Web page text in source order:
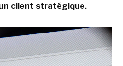
client stratégique.